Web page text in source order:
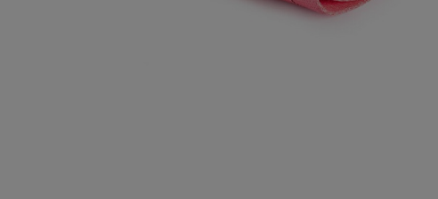
Штукатурные комплекты